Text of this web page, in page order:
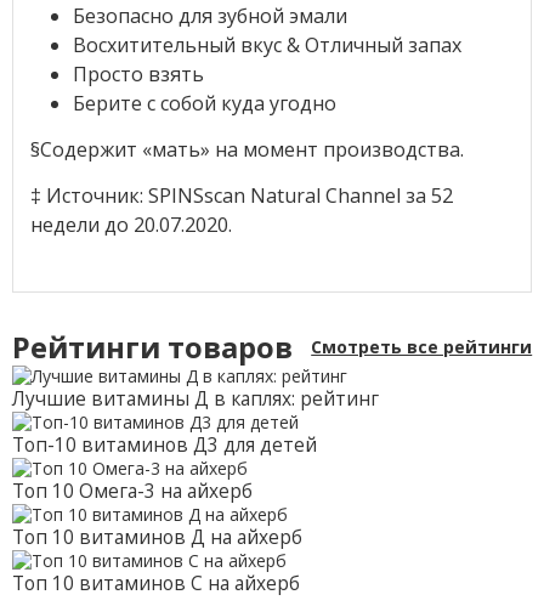
Безопасно для зубной эмали
Восхитительный вкус & Отличный запах
Просто взять
Берите с собой куда угодно
§Содержит «мать» на момент производства.
‡ Источник: SPINSscan Natural Channel за 52
недели до 20.07.2020.
Рейтинги товаров Смотреть все рейтинги
Лучшие витамины Д в каплях: рейтинг
Топ-10 витаминов Д3 для детей
Топ 10 Омега-3 на айхерб
Топ 10 витаминов Д на айхерб
Топ 10 витаминов С на айхерб